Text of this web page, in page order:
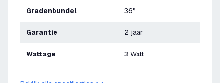
Gradenbundel 36°
Garantie 2 jaar
Wattage 3 Watt